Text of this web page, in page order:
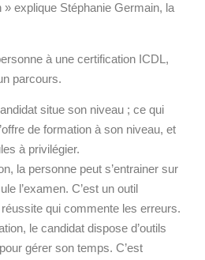
» explique Stéphanie Germain, la
à une certification ICDL,
parcours.
situe son niveau ; ce qui
de formation à son niveau, et
à privilégier.
la personne peut s’entrainer sur
l’examen. C’est un outil
qui commente les erreurs.
le candidat dispose d’outils
gérer son temps. C’est